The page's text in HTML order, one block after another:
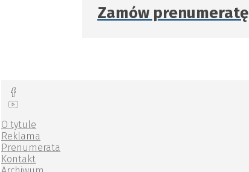
Zamów prenumeratę
O tytule
Reklama
Prenumerata
Kontakt